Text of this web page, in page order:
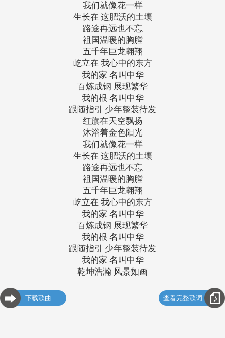
我们就像花一样
生长在 这肥沃的土壤
路途再远也不忘
祖国温暖的胸膛
五千年巨龙翱翔
屹立在 我心中的东方
我的家 名叫中华
百炼成钢 展现繁华
我的根 名叫中华
跟随指引 少年整装待发
红旗在天空飘扬
沐浴着金色阳光
我们就像花一样
生长在 这肥沃的土壤
路途再远也不忘
祖国温暖的胸膛
五千年巨龙翱翔
屹立在 我心中的东方
我的家 名叫中华
百炼成钢 展现繁华
我的根 名叫中华
跟随指引 少年整装待发
我的家 名叫中华
乾坤浩瀚 风景如画
下载歌曲 查看完整歌词